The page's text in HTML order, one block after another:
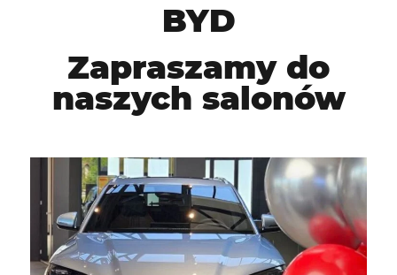
BYD
Zapraszamy do
naszych salonów